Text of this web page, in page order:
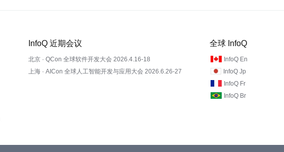
InfoQ 近期会议
北京 · QCon 全球软件开发大会 2026.4.16-18
上海 · AICon 全球人工智能开发与应用大会 2026.6.26-27
全球 InfoQ
InfoQ En
InfoQ Jp
InfoQ Fr
InfoQ Br